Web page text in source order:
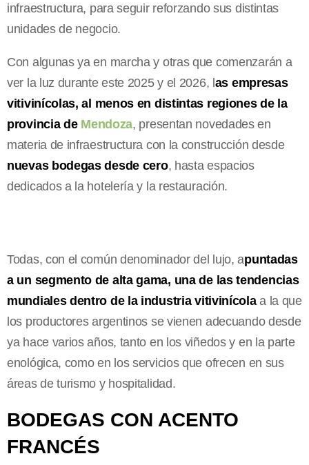
infraestructura, para seguir reforzando sus distintas
unidades de negocio.
Con algunas ya en marcha y otras que comenzarán a
ver la luz durante este 2025 y el 2026, las empresas
vitivinícolas, al menos en distintas regiones de la
provincia de Mendoza, presentan novedades en
materia de infraestructura con la construcción desde
nuevas bodegas desde cero, hasta espacios
dedicados a la hotelería y la restauración.
Todas, con el común denominador del lujo, apuntadas
a un segmento de alta gama, una de las tendencias
mundiales dentro de la industria vitivinícolaa la que
los productores argentinos se vienen adecuando desde
ya hace varios años, tanto en los viñedos y en la parte
enológica, como en los servicios que ofrecen en sus
áreas de turismo y hospitalidad.
BODEGAS CON ACENTO
FRANCÉS